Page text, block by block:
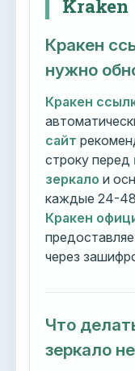
Kraken
Кракен
нужно
Кракен
сайт
строку перед
зеркало и
каждые 24-48
Кракен
через
Что
зеркало